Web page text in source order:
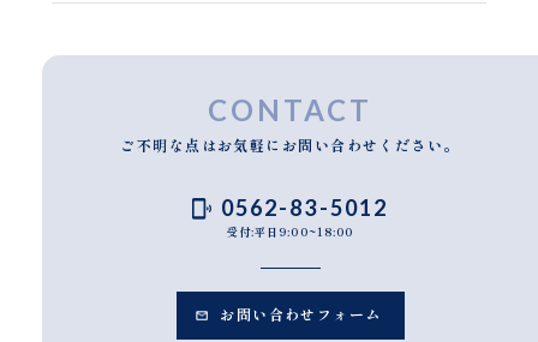
CONTACT
ご不明な点はお気軽にお問い合わせください。
0562-83-5012
受付:平日9:00~18:00
お問い合わせフォーム